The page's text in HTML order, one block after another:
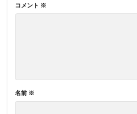
コメント ※
名前 ※